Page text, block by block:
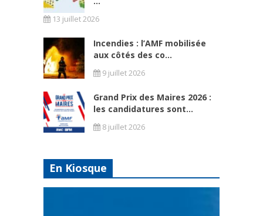
13 juillet 2026
Incendies : l’AMF mobilisée
aux côtés des co...
9 juillet 2026
Grand Prix des Maires 2026 :
les candidatures sont...
8 juillet 2026
En Kiosque